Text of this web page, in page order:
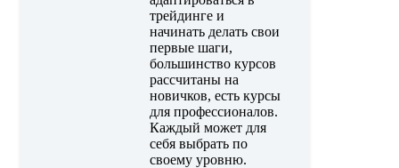
трейдинге и
начинать делать свои
первые шаги,
большинство курсов
рассчитаны на
новичков, есть курсы
для профессионалов.
Каждый может для
себя выбрать по
своему уровню.